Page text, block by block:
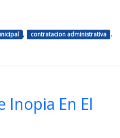
, contratacion administrativa ,
Inopia En El